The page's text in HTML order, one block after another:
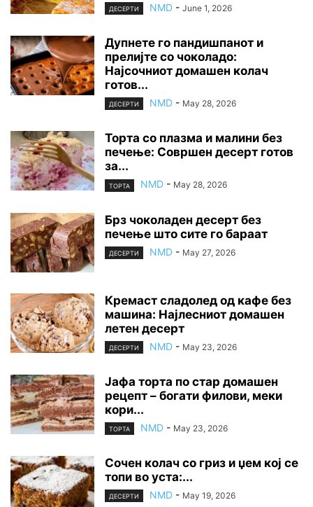
ДЕСЕРТИ NMD - June 1, 2026
Дупнете го пандишпанот и
прелијте со чоколадо:
Најсочниот домашен колач
готов...
ДЕСЕРТИ NMD - May 28, 2026
Торта со плазма и малини без
печење: Совршен десерт готов
за...
ТОРТА NMD - May 28, 2026
Брз чоколаден десерт без
печење што сите го бараат
ДЕСЕРТИ NMD - May 27, 2026
Кремаст сладолед од кафе без
машина: Најлесниот домашен
летен десерт
ДЕСЕРТИ NMD - May 23, 2026
Јафа торта по стар домашен
рецепт – богати филови, меки
кори...
ТОРТА NMD - May 23, 2026
Сочен колач со гриз и џем кој се
топи во уста:...
ДЕСЕРТИ NMD - May 19, 2026